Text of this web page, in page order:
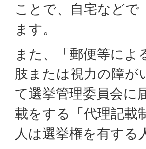
ことで、自宅などで
ます。
また、「郵便等によ
肢または視力の障が
て選挙管理委員会に
載をする「代理記載
人は選挙権を有する